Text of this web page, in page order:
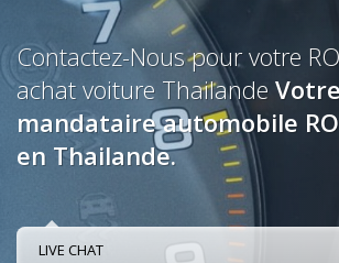
Contactez-Nous pour votre
achat voiture Thailande Votre
mandataire automobile
en Thailande.
LIVE CHAT